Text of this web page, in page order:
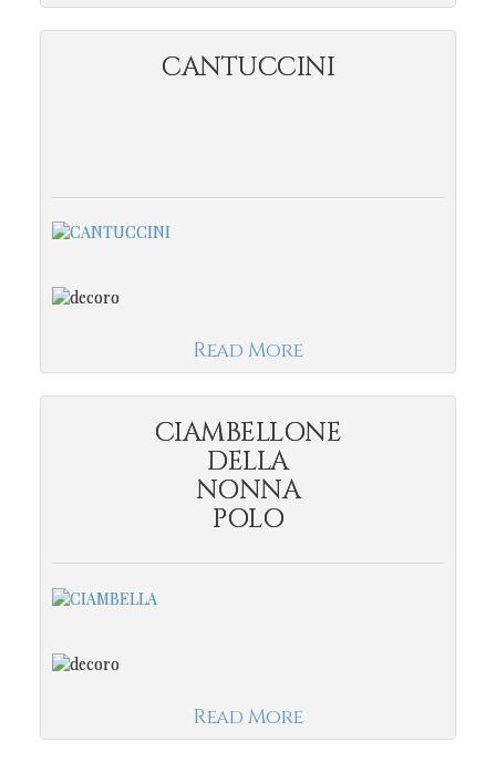
CANTUCCINI
Read More
CIAMBELLONE
DELLA
NONNA
POLO
Read More